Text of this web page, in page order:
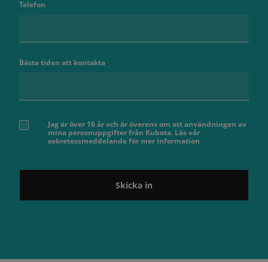
Telefon
Bästa tiden att kontakta
Jag är över 16 år och är överens om att användningen av
mina personuppgifter från Kubota. Läs vår
sekretessmeddelande för mer information
Skicka in